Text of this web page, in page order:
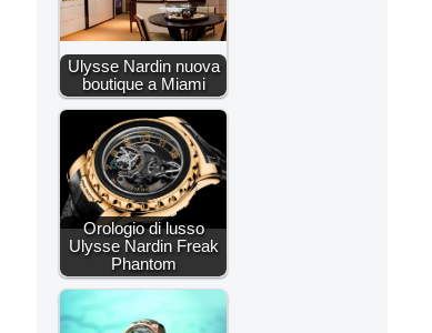
Ulysse Nardin nuova
boutique a Miami
Orologio di lusso
Ulysse Nardin Freak
Phantom